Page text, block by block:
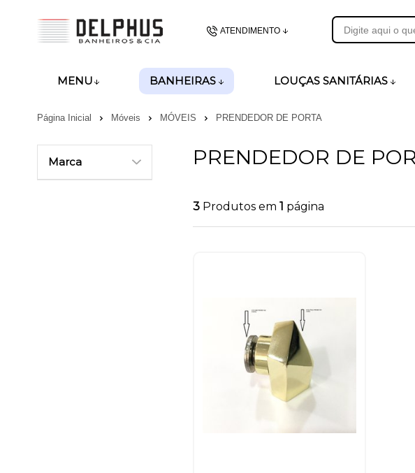
ATENDIMENTO
(48)99989-8028
MENU BANHEIRAS LOUÇAS SANITÁRIAS
Página Inicial Móveis MÓVEIS PRENDEDOR DE PORTA
Marca PRENDEDOR DE
3 Produtos em 1 página